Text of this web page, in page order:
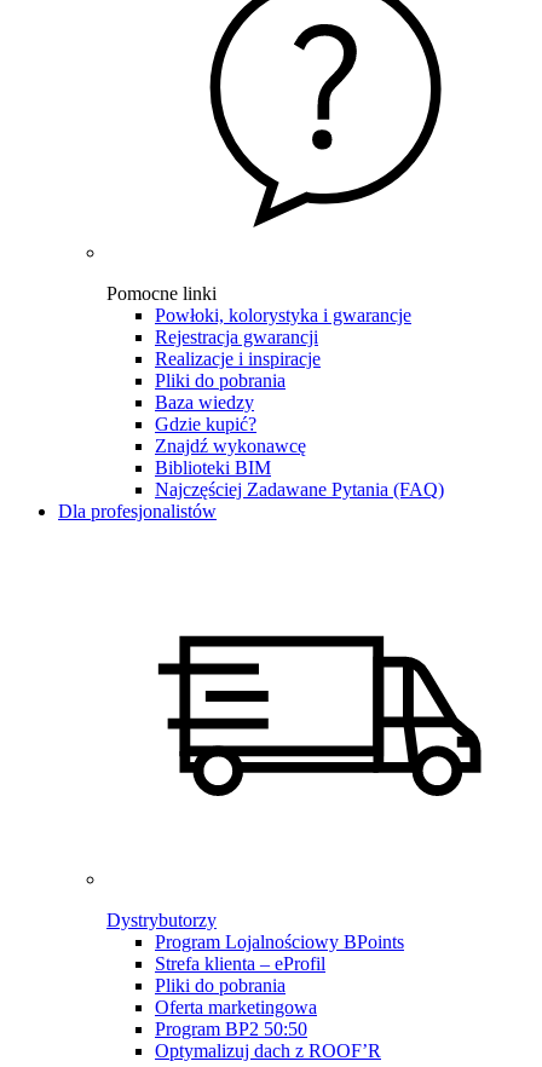
Pomocne linki
Powłoki, kolorystyka i gwarancje
Rejestracja gwarancji
Realizacje i inspiracje
Pliki do pobrania
Baza wiedzy
Gdzie kupić?
Znajdź wykonawcę
Biblioteki BIM
Najczęściej Zadawane Pytania (FAQ)
Dla profesjonalistów
Dystrybutorzy
Program Lojalnościowy BPoints
Strefa klienta – eProfil
Pliki do pobrania
Oferta marketingowa
Program BP2 50:50
Optymalizuj dach z ROOF’R